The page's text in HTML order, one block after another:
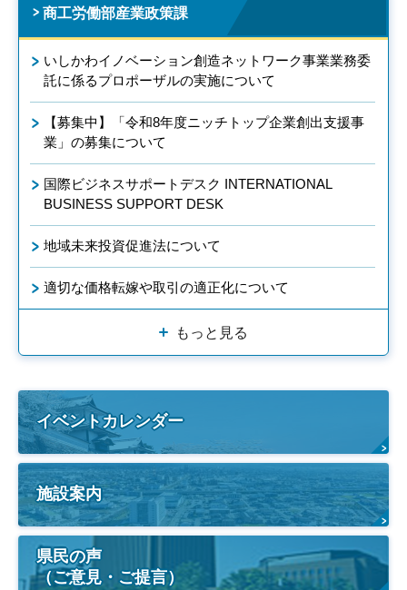
商工労働部産業政策課
いしかわイノベーション創造ネットワーク事業業務委
託に係るプロポーザルの実施について
【募集中】「令和8年度ニッチトップ企業創出支援事
業」の募集について
国際ビジネスサポートデスク INTERNATIONAL
BUSINESS SUPPORT DESK
地域未来投資促進法について
適切な価格転嫁や取引の適正化について
もっと見る
イベントカレンダー
施設案内
県民の声
（ご意見・ご提言）